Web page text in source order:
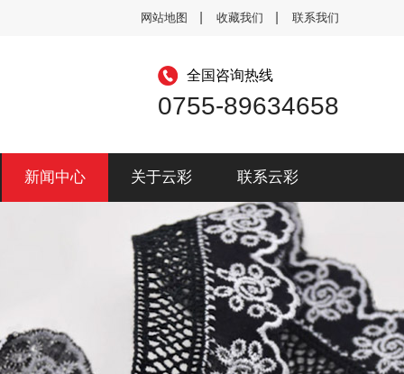
网站地图 收藏我们 联系我们
全国咨询热线
0755-89634658
新闻中心 关于云彩 联系云彩